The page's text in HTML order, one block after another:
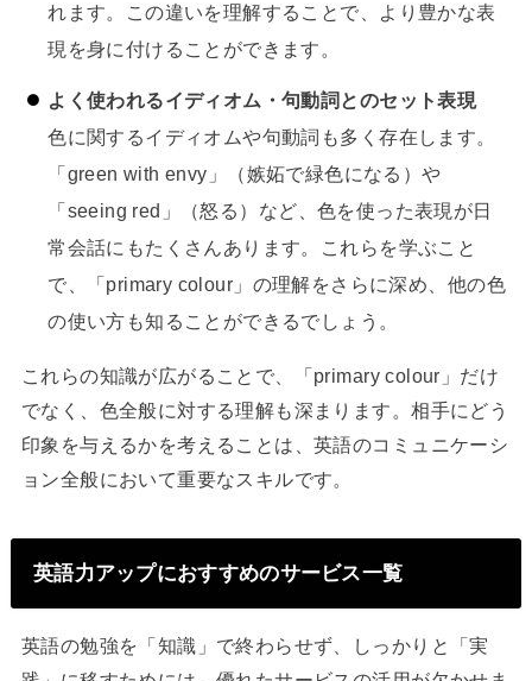
れます。この違いを理解することで、より豊かな表
現を身に付けることができます。
よく使われるイディオム・句動詞とのセット表現
色に関するイディオムや句動詞も多く存在します。
「green with envy」（嫉妬で緑色になる）や
「seeing red」（怒る）など、色を使った表現が日
常会話にもたくさんあります。これらを学ぶこと
で、「primary colour」の理解をさらに深め、他の色
の使い方も知ることができるでしょう。
これらの知識が広がることで、「primary colour」だけ
でなく、色全般に対する理解も深まります。相手にどう
印象を与えるかを考えることは、英語のコミュニケーシ
ョン全般において重要なスキルです。
英語力アップにおすすめのサービス一覧
英語の勉強を「知識」で終わらせず、しっかりと「実